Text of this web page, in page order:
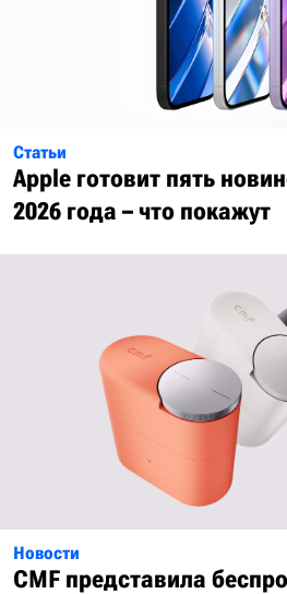
Статьи
Apple готовит пять
2026 года – что покажут
Новости
CMF представила